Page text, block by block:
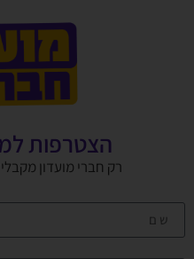
הצטרפות
רק חברי מועדון